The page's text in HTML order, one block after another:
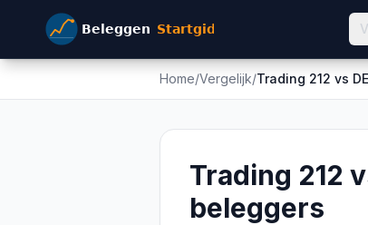
Home/Vergelijk/Trading 212 vs
Trading 212
beleggers